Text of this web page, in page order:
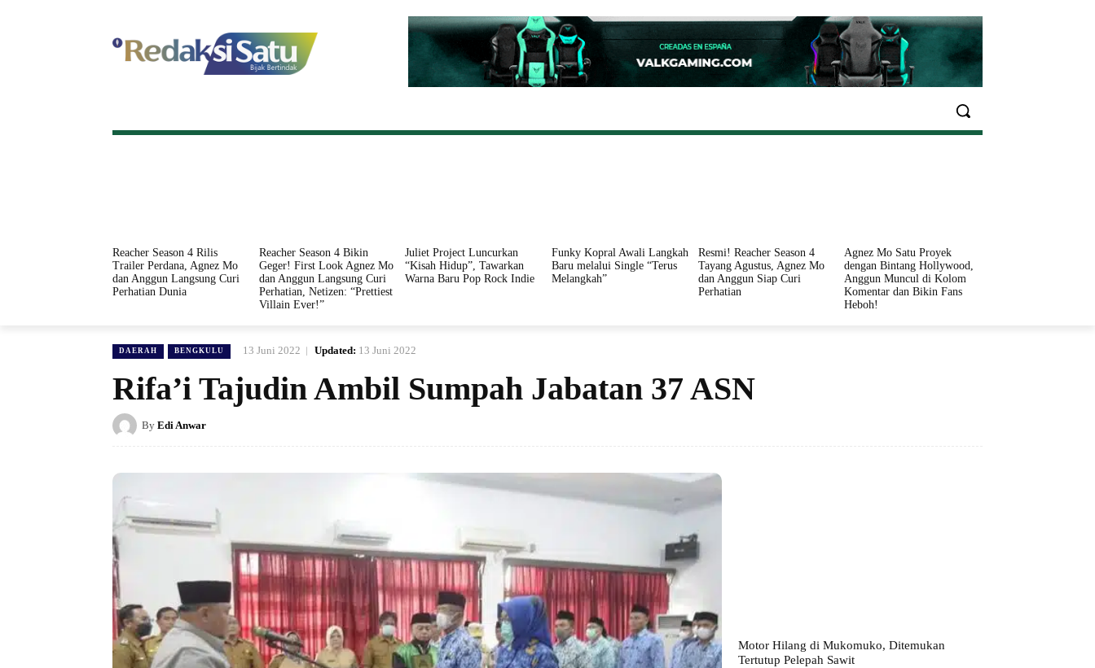
INFO SEHAT
Reacher Season 4 Rilis
Trailer Perdana, Agnez Mo
dan Anggun Langsung Curi
Perhatian Dunia
Reacher Season 4 Bikin
Geger! First Look Agnez Mo
dan Anggun Langsung Curi
Perhatian, Netizen: “Prettiest
Villain Ever!”
Juliet Project Luncurkan
“Kisah Hidup”, Tawarkan
Warna Baru Pop Rock Indie
Funky Kopral Awali Langkah
Baru melalui Single “Terus
Melangkah”
Resmi! Reacher Season 4
Tayang Agustus, Agnez Mo
dan Anggun Siap Curi
Perhatian
Agnez Mo Satu Proyek
dengan Bintang Hollywood,
Anggun Muncul di Kolom
Komentar dan Bikin Fans
Heboh!
DAERAH BENGKULU 13 Juni 2022 Updated: 13 Juni 2022
Rifa’i Tajudin Ambil Sumpah Jabatan 37 ASN
By Edi Anwar
Motor Hilang di Mukomuko, Ditemukan
Tertutup Pelepah Sawit